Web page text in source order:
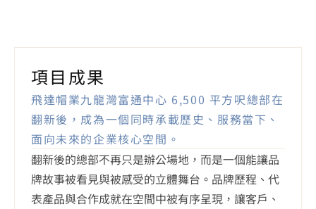
項目成果
飛達帽業九龍灣富通中心 6,500 平方呎總部在
翻新後，成為一個同時承載歷史、服務當下、
面向未來的企業核心空間。
翻新後的總部不再只是辦公場地，而是一個能讓品
牌故事被看見與被感受的立體舞台。品牌歷程、代
表產品與合作成就在空間中被有序呈現，讓客戶、